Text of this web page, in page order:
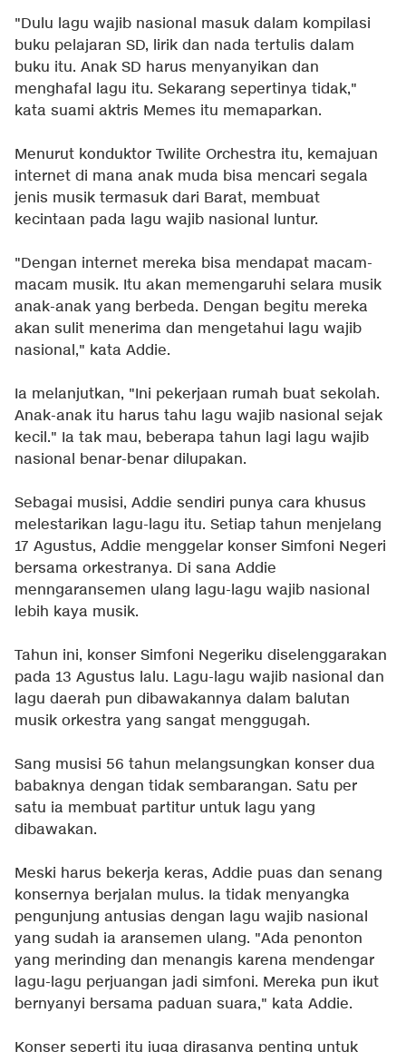
"Dulu lagu wajib nasional masuk dalam kompilasi
buku pelajaran SD, lirik dan nada tertulis dalam
buku itu. Anak SD harus menyanyikan dan
menghafal lagu itu. Sekarang sepertinya tidak,"
kata suami aktris Memes itu memaparkan.
Menurut konduktor Twilite Orchestra itu, kemajuan
internet di mana anak muda bisa mencari segala
jenis musik termasuk dari Barat, membuat
kecintaan pada lagu wajib nasional luntur.
"Dengan internet mereka bisa mendapat macam-
macam musik. Itu akan memengaruhi selara musik
anak-anak yang berbeda. Dengan begitu mereka
akan sulit menerima dan mengetahui lagu wajib
nasional," kata Addie.
Ia melanjutkan, "Ini pekerjaan rumah buat sekolah.
Anak-anak itu harus tahu lagu wajib nasional sejak
kecil." Ia tak mau, beberapa tahun lagi lagu wajib
nasional benar-benar dilupakan.
Sebagai musisi, Addie sendiri punya cara khusus
melestarikan lagu-lagu itu. Setiap tahun menjelang
17 Agustus, Addie menggelar konser Simfoni Negeri
bersama orkestranya. Di sana Addie
menngaransemen ulang lagu-lagu wajib nasional
lebih kaya musik.
Tahun ini, konser Simfoni Negeriku diselenggarakan
pada 13 Agustus lalu. Lagu-lagu wajib nasional dan
lagu daerah pun dibawakannya dalam balutan
musik orkestra yang sangat menggugah.
Sang musisi 56 tahun melangsungkan konser dua
babaknya dengan tidak sembarangan. Satu per
satu ia membuat partitur untuk lagu yang
dibawakan.
Meski harus bekerja keras, Addie puas dan senang
konsernya berjalan mulus. Ia tidak menyangka
pengunjung antusias dengan lagu wajib nasional
yang sudah ia aransemen ulang. "Ada penonton
yang merinding dan menangis karena mendengar
lagu-lagu perjuangan jadi simfoni. Mereka pun ikut
bernyanyi bersama paduan suara," kata Addie.